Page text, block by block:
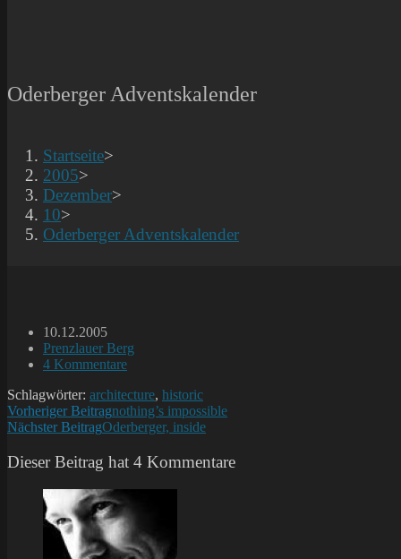
Oderberger Adventskalender
Startseite>
2005>
Dezember>
10>
Oderberger Adventskalender
Beitrag
veröffentlicht:
10.12.2005
Beitrags-
Kategorie:
Prenzlauer Berg
Beitrags-
4 Kommentare
Schlagwörter: architecture, historic
Weitere
Artikel
ansehen
Vorheriger Beitragnothing’s impossible
Nächster BeitragOderberger, inside
Dieser Beitrag hat 4 Kommentare